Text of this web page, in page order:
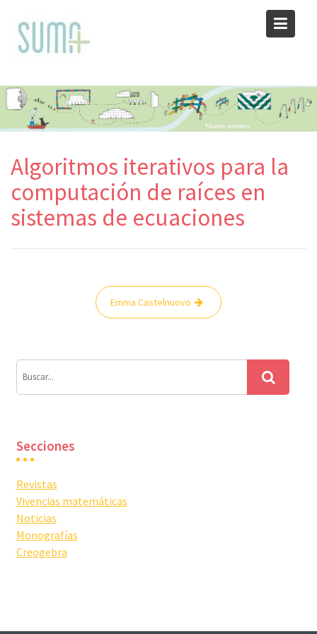
content
Algoritmos iterativos para la
computación de raíces en
sistemas de ecuaciones
Navegación
Emma Castelnuovo
Secciones
Revistas
Vivencias matemáticas
Noticias
Monografías
Creogebra